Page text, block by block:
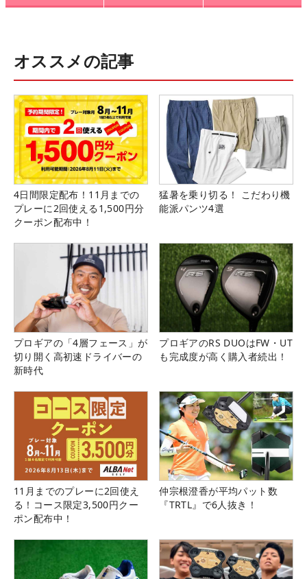
オススメの記事
4日間限定配布！11月までの
プレーに2回使える1,500円分
クーポン配布中！
猛暑を乗り切る！ こだわり機
能派パンツ4選
プロギアの「4層フェース」が
切り開く高初速ドライバーの
新時代
プロギアのRS DUOはFW・UT
も完成度が高く購入者続出！
11月までのプレーに2回使え
る！コース限定3,500円クー
ポン配布中！
仲宗根澄香が平均パット数
『TRTL』で6人抜き！